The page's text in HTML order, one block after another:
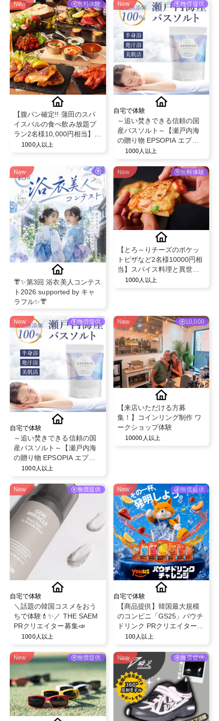
New 無料体験
【腹パン確定!! 蒲田のスパ
イスバルの食べ飲み放題プ
ラン2名様10,000円相当】チ
ーズやスパイスを駆使した
1000人以上
New 無償提供
自宅で体験
～追い焚きできる信頼の国
産バスソルト～【瀬戸内海
の贈り物 EPSOPIA エプソ
ピア】@EPSOPIA
1000人以上
New
👘✨第3回 浴衣美人コンテス
ト2026 supported by キャ
ラフル✨👘
New 無料体験
【とろ～りチーズのポケッ
トピザなど2名様10000円相
当】スパイス料理と異世界
空間で話題のビストロ"MAD
1000人以上
New 無償提供
自宅で体験
～追い焚きできる信頼の国
産バスソルト～【瀬戸内海
の贈り物 EPSOPIA エプソ
ピア】@EPSOPIA
1000人以上
New 10,000
【来店いただける方募
集！】コインリング制作 ワ
ークショップ体験
10000人以上
New 無償提供
自宅で体験
＼話題の韓国コスメをおう
ちで体験💄✨／ THE SAEM
PRクリエイター募集📣
1000人以上
New 無償提供
自宅で体験
【商品提供】韓国最大規模
のコンビニ「GS25」パウチ
ドリンク PRクリエイター募
100人以上
New 無償提供 New 無償提供